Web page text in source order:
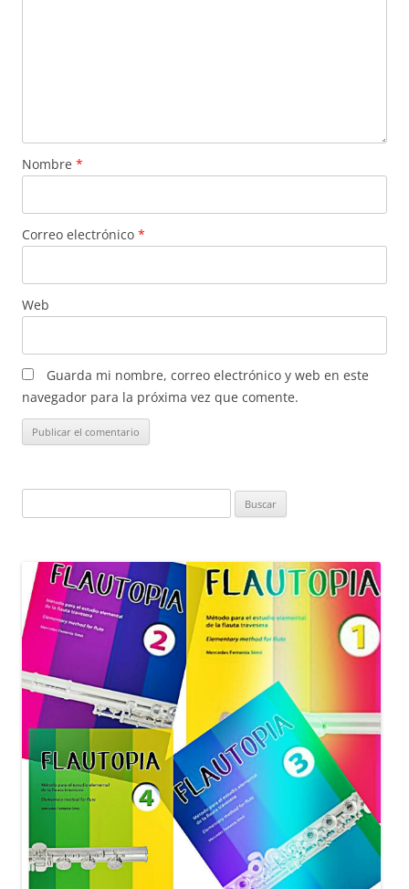
Nombre *
Correo electrónico *
Web
Guarda mi nombre, correo electrónico y web en este
navegador para la próxima vez que comente.